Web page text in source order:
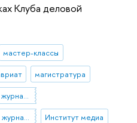
Клуба деловой
мастер-классы
магистратура
клуб экономической и деловой журналистики
Институт медиа